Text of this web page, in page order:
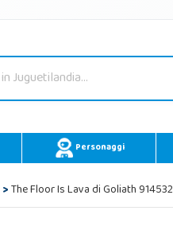
Personaggi
>The Floor Is Lava di Goliath 914532